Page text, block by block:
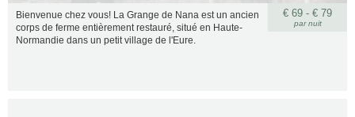
€ 69 - € 79
par nuit
Bienvenue chez vous! La Grange de Nana est un ancien
corps de ferme entièrement restauré, situé en Haute-
Normandie dans un petit village de l'Eure.